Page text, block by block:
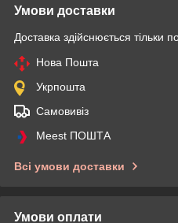
Умови доставки
Доставка здійснюється тільки
Нова Пошта
Укрпошта
Самовивіз
Meest ПОШТА
Всі умови доставки
Умови оплати